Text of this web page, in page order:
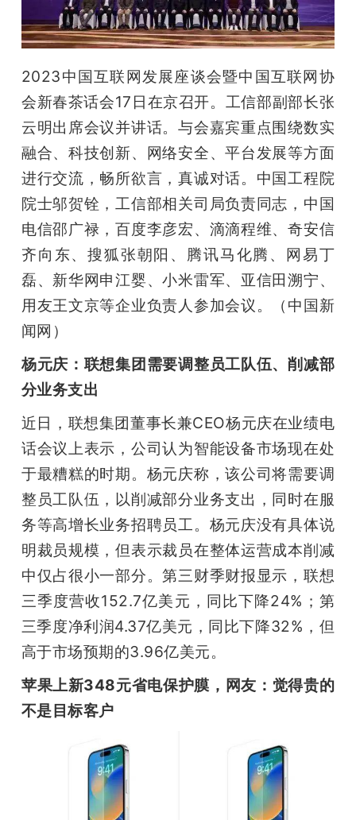
2023中国互联网发展座谈会暨中国互联网协
会新春茶话会17日在京召开。工信部副部长张
云明出席会议并讲话。与会嘉宾重点围绕数实
融合、科技创新、网络安全、平台发展等方面
进行交流，畅所欲言，真诚对话。中国工程院
院士邬贺铨，工信部相关司局负责同志，中国
电信邵广禄，百度李彦宏、滴滴程维、奇安信
齐向东、搜狐张朝阳、腾讯马化腾、网易丁
磊、新华网申江婴、小米雷军、亚信田溯宁、
用友王文京等企业负责人参加会议。（中国新
闻网）
杨元庆：联想集团需要调整员工队伍、削减部
分业务支出
近日，联想集团董事长兼CEO杨元庆在业绩电
话会议上表示，公司认为智能设备市场现在处
于最糟糕的时期。杨元庆称，该公司将需要调
整员工队伍，以削减部分业务支出，同时在服
务等高增长业务招聘员工。杨元庆没有具体说
明裁员规模，但表示裁员在整体运营成本削减
中仅占很小一部分。第三财季财报显示，联想
三季度营收152.7亿美元，同比下降24%；第
三季度净利润4.37亿美元，同比下降32%，但
高于市场预期的3.96亿美元。
苹果上新348元省电保护膜，网友：觉得贵的
不是目标客户